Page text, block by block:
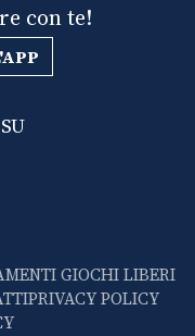
con te!
GIOCHI LIBERI
PRIVACY POLICY